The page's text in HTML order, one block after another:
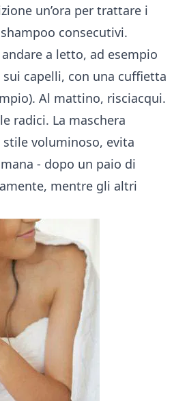
un’ora per trattare i
consecutivi.
a letto, ad esempio
capelli, con una cuffietta
Al mattino, risciacqui.
radici. La maschera
stile voluminoso, evita
- dopo un paio di
mentre gli altri